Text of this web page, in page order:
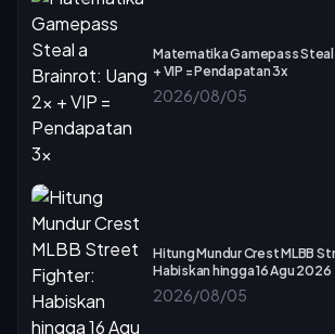
Matematika Gamepass Steal
+ VIP = Pendapatan 3x
2026/08/05
Hitung Mundur Crest MLBB
Habiskan hingga 16 Agu 2026
2026/08/05